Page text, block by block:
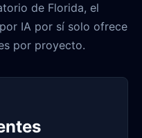
de Florida, el
IA por sí solo ofrece
por proyecto.